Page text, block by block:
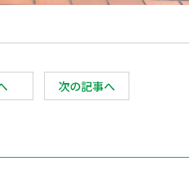
次の記事へ